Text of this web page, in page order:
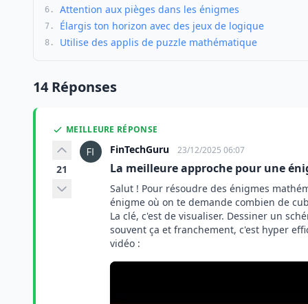
6. Attention aux pièges dans les énigmes
7. Élargis ton horizon avec des jeux de logique
8. Utilise des applis de puzzle mathématique
14 Réponses
MEILLEURE RÉPONSE
21
FinTechGuru 23/12/2025 06:07
La meilleure approche pour une
Salut ! Pour résoudre des énigmes
énigme où on te demande combien de
La clé, c'est de visualiser. Dessiner un
souvent ça et franchement, c'est hyper
vidéo :